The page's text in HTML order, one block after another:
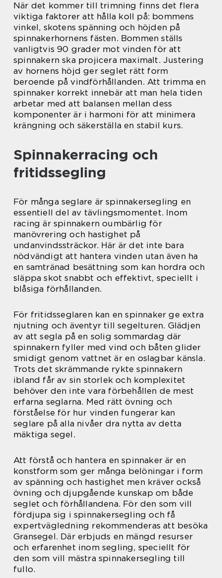
När det kommer till trimning finns det flera
viktiga faktorer att hålla koll på: bommens
vinkel, skotens spänning och höjden på
spinnakerhornens fästen. Bommen ställs
vanligtvis 90 grader mot vinden för att
spinnakern ska projicera maximalt. Justering
av hornens höjd ger seglet rätt form
beroende på vindförhållanden. Att trimma en
spinnaker korrekt innebär att man hela tiden
arbetar med att balansen mellan dess
komponenter är i harmoni för att minimera
krängning och säkerställa en stabil kurs.
Spinnakerracing och
fritidssegling
För många seglare är spinnakersegling en
essentiell del av tävlingsmomentet. Inom
racing är spinnakern oumbärlig för
manövrering och hastighet på
undanvindssträckor. Här är det inte bara
nödvändigt att hantera vinden utan även ha
en samtränad besättning som kan hordra och
släppa skot snabbt och effektivt, speciellt i
blåsiga förhållanden.
För fritidsseglaren kan en spinnaker ge extra
njutning och äventyr till segelturen. Glädjen
av att segla på en solig sommardag där
spinnakern fyller med vind och båten glider
smidigt genom vattnet är en oslagbar känsla.
Trots det skrämmande rykte spinnakern
ibland får av sin storlek och komplexitet
behöver den inte vara förbehållen de mest
erfarna seglarna. Med rätt övning och
förståelse för hur vinden fungerar kan
seglare på alla nivåer dra nytta av detta
mäktiga segel.
Att förstå och hantera en spinnaker är en
konstform som ger många belöningar i form
av spänning och hastighet men kräver också
övning och djupgående kunskap om både
seglet och förhållandena. För den som vill
fördjupa sig i spinnakersegling och få
expertvägledning rekommenderas att besöka
Gransegel. Där erbjuds en mängd resurser
och erfarenhet inom segling, speciellt för
den som vill mästra spinnakersegling till
fullo.